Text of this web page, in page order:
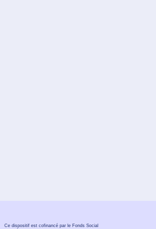
Ce dispositif est cofinancé par le Fonds Social